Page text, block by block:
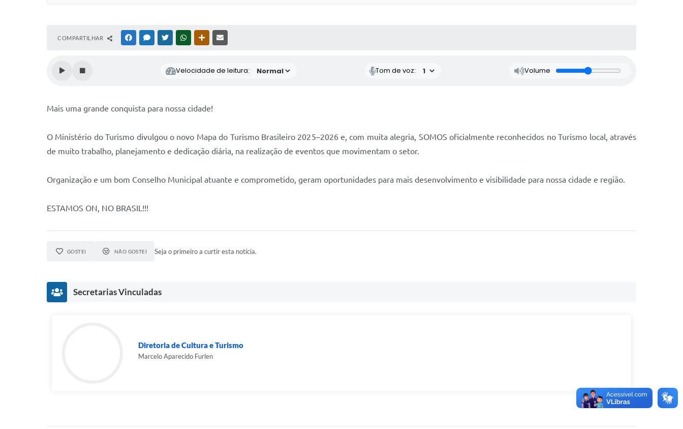
COMPARTILHAR FACEBOOKMESSENGER
TWITTERWHATSAPPOUTRAS MÍDIAS
Velocidade de leitura: Tom de voz: Volume
Mais uma grande conquista para nossa cidade!
O Ministério do Turismo divulgou o novo Mapa do Turismo Brasileiro 2025–2026 e, com muita alegria, SOMOS oficialmente reconhecidos no Turismo local, através
de muito trabalho, planejamento e dedicação diária, na realização de eventos que movimentam o setor.
Organização e um bom Conselho Municipal atuante e comprometido, geram oportunidades para mais desenvolvimento e visibilidade para nossa cidade e região.
ESTAMOS ON, NO BRASIL!!!
GOSTEI NÃO GOSTEI Seja o primeiro a curtir esta notícia.
Secretarias Vinculadas
Diretoria de Cultura e Turismo
Marcelo Aparecido Furlen